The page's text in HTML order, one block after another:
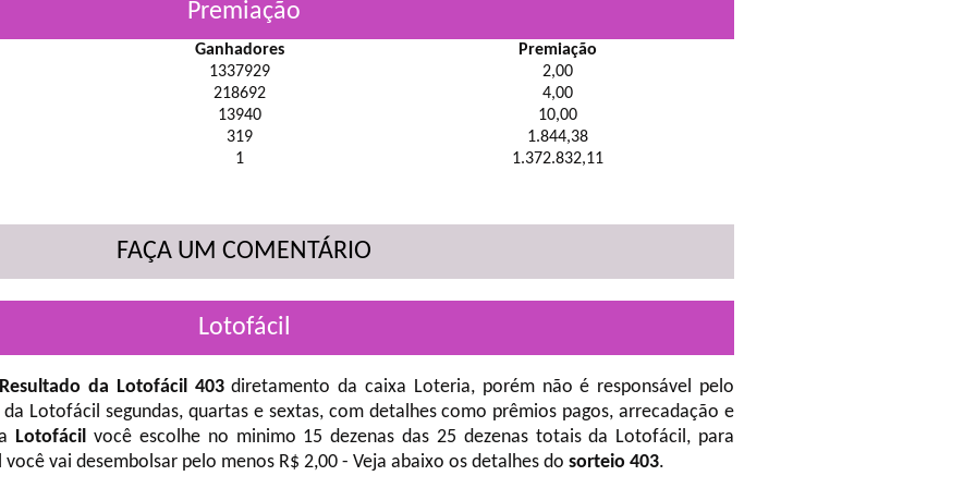
Premiação
Ganhadores
Premiação
1337929
2,00
218692
4,00
13940
10,00
319
1.844,38
1
1.372.832,11
FAÇA UM COMENTÁRIO
Lotofácil
Resultado da Lotofácil 403diretamento da caixa Loteria, porém não é responsável pelo
da Lotofácil segundas, quartas e sextas, com detalhes como prêmios pagos, arrecadação e
Lotofácil você escolhe no minimo 15 dezenas das 25 dezenas totais da Lotofácil, para
vai desembolsar pelo menos R$ 2,00 - Veja abaixo os detalhes do sorteio 403.